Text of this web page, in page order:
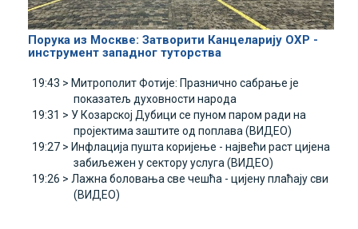
Порука из Москве: Затворити Канцеларију ОХР -
инструмент западног туторства
19:43 > Митрополит Фотије: Празнично сабрање је
показатељ духовности народа
19:31 > У Козарској Дубици се пуном паром ради на
пројектима заштите од поплава (ВИДЕО)
19:27 > Инфлација пушта коријење - највећи раст цијена
забиљежен у сектору услуга (ВИДЕО)
19:26 > Лажна боловања све чешћа - цијену плаћају сви
(ВИДЕО)